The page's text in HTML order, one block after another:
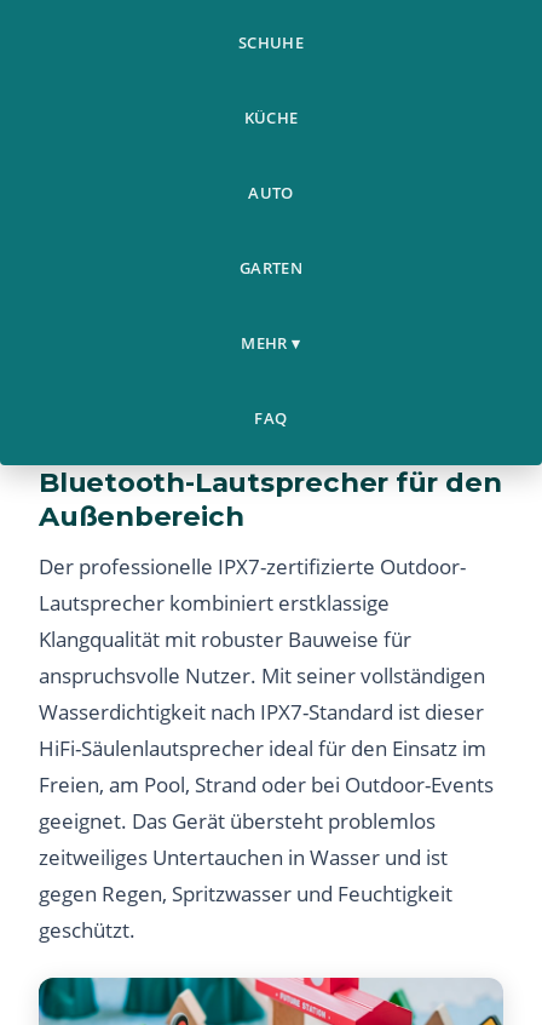
SCHUHE
KÜCHE
AUTO
GARTEN
MEHR ▾
FAQ
Bluetooth-Lautsprecher für den
Außenbereich
Der professionelle IPX7-zertifizierte Outdoor-
Lautsprecher kombiniert erstklassige
Klangqualität mit robuster Bauweise für
anspruchsvolle Nutzer. Mit seiner vollständigen
Wasserdichtigkeit nach IPX7-Standard ist dieser
HiFi-Säulenlautsprecher ideal für den Einsatz im
Freien, am Pool, Strand oder bei Outdoor-Events
geeignet. Das Gerät übersteht problemlos
zeitweiliges Untertauchen in Wasser und ist
gegen Regen, Spritzwasser und Feuchtigkeit
geschützt.